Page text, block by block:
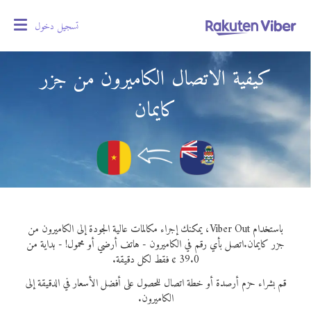
تسجيل دخول
كيفية الاتصال الكاميرون من جزر
كايمان
باستخدام Viber Out، يمكنك إجراء مكالمات عالية الجودة إلى الكاميرون من
جزر كايمان.اتصل بأي رقم في الكاميرون - هاتف أرضي أو محمول! - بداية من
39.0 ¢ فقط لكل دقيقة.
قم بشراء حزم أرصدة أو خطة اتصال للحصول على أفضل الأسعار في الدقيقة إلى
الكاميرون.